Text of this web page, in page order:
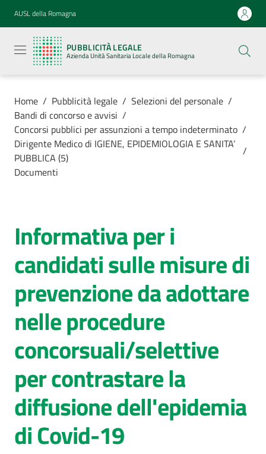
Vai al contenuto
Vai alla navigazione
Vai al footer
AUSL della Romagna
PUBBLICITÀ LEGALE
Azienda Unità Sanitaria Locale della Romagna
legale
Azienda
Unità
Locale della
Azienda
Luoghi di
cura
Comunica
Home / Pubblicità legale / Selezioni del personale /
Bandi di concorso e avvisi /
Concorsi pubblici per assunzioni a tempo indeterminato /
Dirigente Medico di IGIENE, EPIDEMIOLOGIA E SANITA’
PUBBLICA (5)
/
Documenti
Informativa per i
candidati sulle misure di
prevenzione da adottare
nelle procedure
concorsuali/selettive
per contrastare la
diffusione dell'epidemia
di Covid-19